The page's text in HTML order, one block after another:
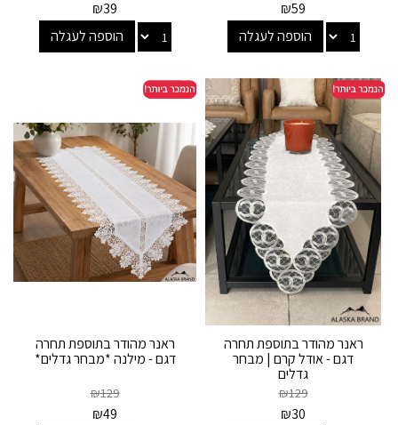
₪59
הוספה לעגלה
₪39
הוספה לעגלה
ראנר מהודר בתוספת תחרה
דגם - אודל קרם | מבחר
גדלים
₪129
₪30
ראנר מהודר בתוספת תחרה
דגם - מילנה *מבחר גדלים*
₪129
₪49